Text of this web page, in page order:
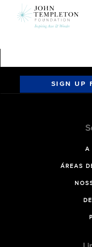
SIGN UP
A
ÁREAS